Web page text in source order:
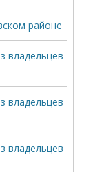
районе
владельцев
владельцев
владельцев